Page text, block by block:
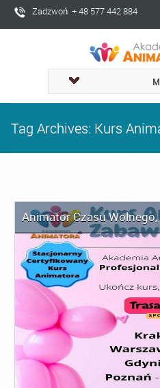
Zadzwoń + 48 577 442 884
Tag Archives: Kurs
Animator Czasu Wolnego,